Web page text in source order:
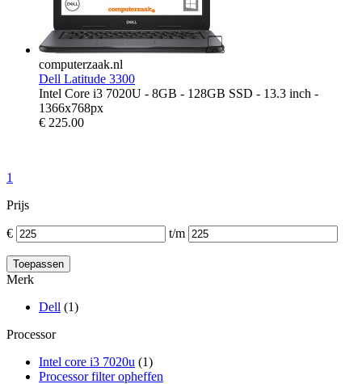
computerzaak.nl
Dell Latitude 3300
Intel Core i3 7020U - 8GB - 128GB SSD - 13.3 inch -
1366x768px
€ 225.00
1
Prijs
€ t/m
Merk
Dell (1)
Processor
Intel core i3 7020u (1)
Processor filter opheffen